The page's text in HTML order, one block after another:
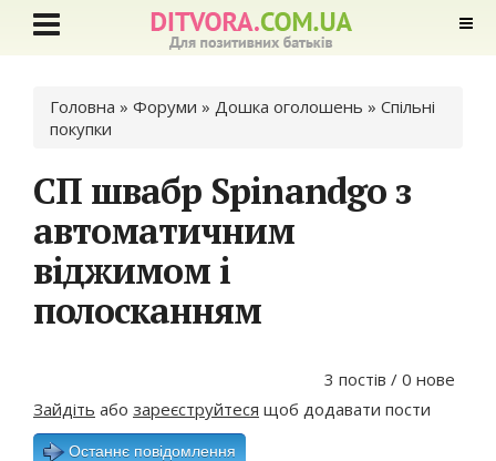
Ви є тут
Головна » Форуми » Дошка оголошень » Спільні
покупки
СП швабр Spinandgo з
автоматичним
віджимом і
полосканням
3 постів / 0 нове
Зайдіть або зареєструйтеся щоб додавати пости
Останнє повідомлення